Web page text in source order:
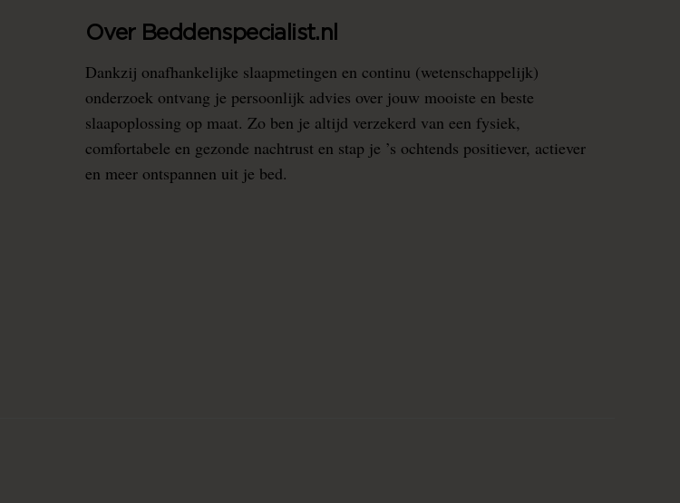
Over Beddenspecialist.nl
Dankzij onafhankelijke slaapmetingen en continu (wetenschappelijk)
onderzoek ontvang je persoonlijk advies over jouw mooiste en beste
slaapoplossing op maat. Zo ben je altijd verzekerd van een fysiek,
comfortabele en gezonde nachtrust en stap je ’s ochtends positiever, actiever
en meer ontspannen uit je bed.